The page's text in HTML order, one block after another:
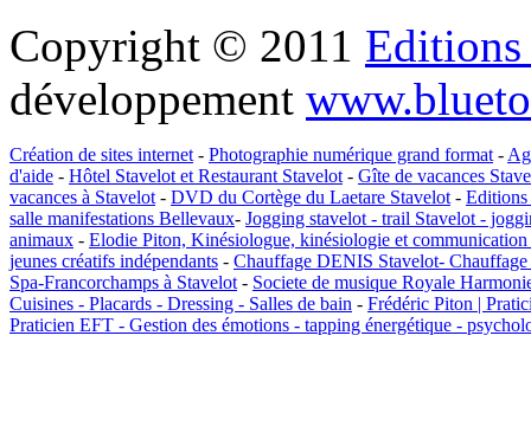
Copyright © 2011
développement
Création de sites internet - Photographie numérique grand format -
d'aide - Hôtel Stavelot et Restaurant Stavelot - Gîte de vacances
vacances à Stavelot - DVD du Cortège du Laetare Stavelot - Editions
salle manifestations Bellevaux- Jogging stavelot - trail Stavelot -
animaux - Elodie Piton, Kinésiologue, kinésiologie et communication
jeunes créatifs indépendants - Chauffage DENIS Stavelot-
Spa-Francorchamps à Stavelot - Societe de musique Royale
Cuisines - Placards - Dressing - Salles de bain - Frédéric Piton |
Praticien EFT - Gestion des émotions - tapping énergétique -